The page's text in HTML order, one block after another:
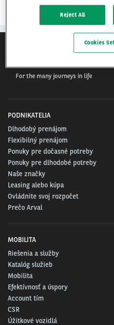
ČÍTAŤ
For the many journeys in life
PODNIKATELIA
Dlhodobý prenájom
Flexibilný prenájom
Ponuky pre dočasné potreby
Ponuky pre dlhodobé potreby
Naše značky
Leasing alebo kúpa
Ovládnite svoj rozpočet
Prečo Arval
MOBILITA
Riešenia a služby
Katalóg služieb
Mobilita
Efektívnosť a úspory
Account tím
CSR
Úžitkové vozidlá
Reject All
Cookies